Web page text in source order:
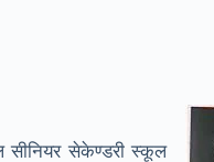
सीनियर सेकेण्डरी स्कूल